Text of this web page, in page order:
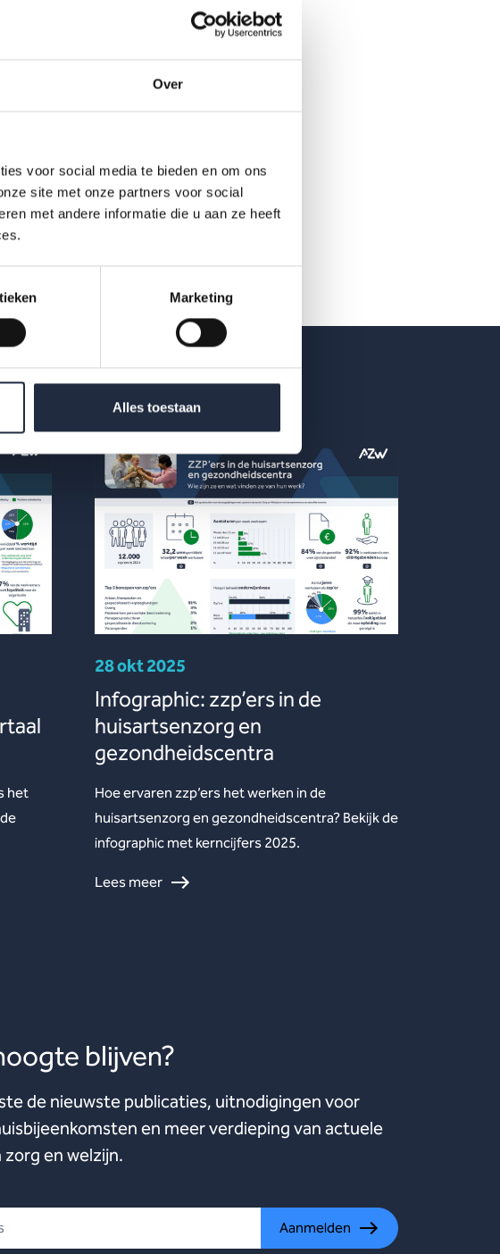
Over
voor social media te bieden en om ons
site met onze partners voor social
met andere informatie die u aan ze heeft
Marketing
Alles toestaan
het
28 okt 2025
Infographic: zzp’ers in de
huisartsenzorg en
gezondheidscentra
Hoe ervaren zzp’ers het werken in de
huisartsenzorg en gezondheidscentra? Bekijk de
infographic met kerncijfers 2025.
Lees meer
blijven?
de nieuwste publicaties, uitnodigingen voor
en meer verdieping van actuele
en welzijn.
Aanmelden